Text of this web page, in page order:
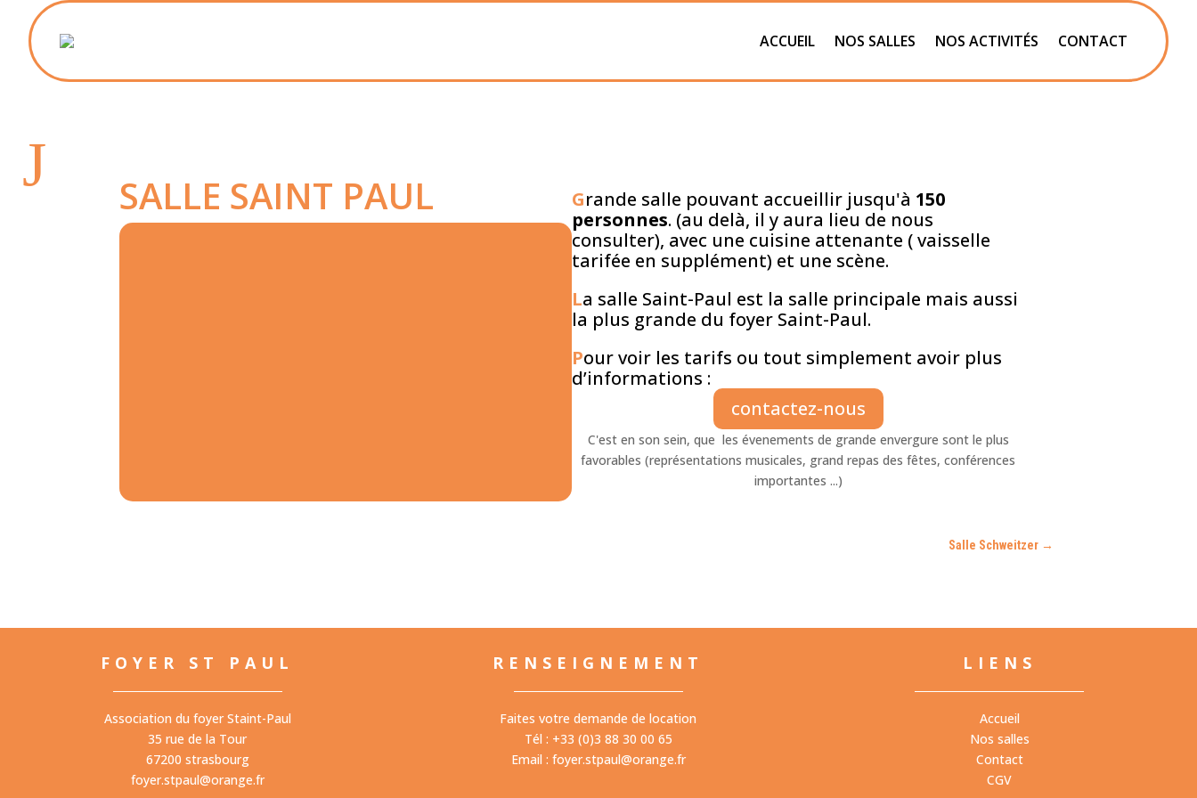
ACCUEIL NOS SALLES NOS ACTIVITÉS CONTACT
J SALLE SAINT PAUL Grande salle pouvant accueillir jusqu'à 150
personnes. (au delà, il y aura lieu de nous
consulter), avec une cuisine attenante ( vaisselle
tarifée en supplément) et une scène.
La salle Saint-Paul est la salle principale mais aussi
la plus grande du foyer Saint-Paul.
Pour voir les tarifs ou tout simplement avoir plus
d’informations :
contactez-nous
C'est en son sein, que les évenements de grande envergure sont le plus
favorables (représentations musicales, grand repas des fêtes, conférences
importantes ...)
Salle Schweitzer→
FOYER ST PAUL
Association du foyer Staint-Paul
35 rue de la Tour
67200 strasbourg
foyer.stpaul@orange.fr
RENSEIGNEMENT
Faites votre demande de location
Tél : +33 (0)3 88 30 00 65
Email : foyer.stpaul@orange.fr
LIENS
Accueil
Nos salles
Contact
CGV